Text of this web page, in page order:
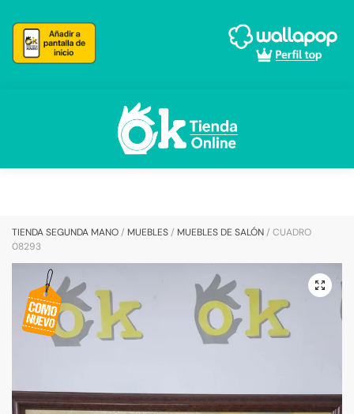
navigation
content
TIENDA SEGUNDA MANO/ MUEBLES/ MUEBLES DE SALÓN/ CUADRO
08293